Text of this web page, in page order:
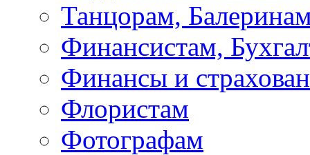
Танцорам,
Финансистам,
Финансы и
Флористам
Фотографам